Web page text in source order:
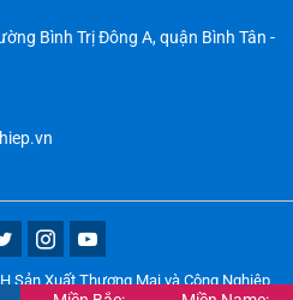
Bình Trị Đông A, quận Bình Tân -
Sản Xuất Thương Mại và Công Nghiệp